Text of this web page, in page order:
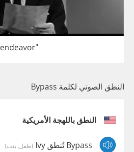
endeavor"
النطق الصوتي لكلمة Bypass
النطق باللهجة الأمريكية
Bypass تُنطق Ivy (طفل, بنت)